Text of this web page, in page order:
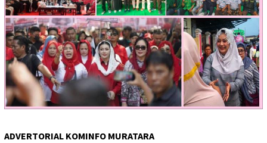
ADVERTORIAL KOMINFO MURATARA